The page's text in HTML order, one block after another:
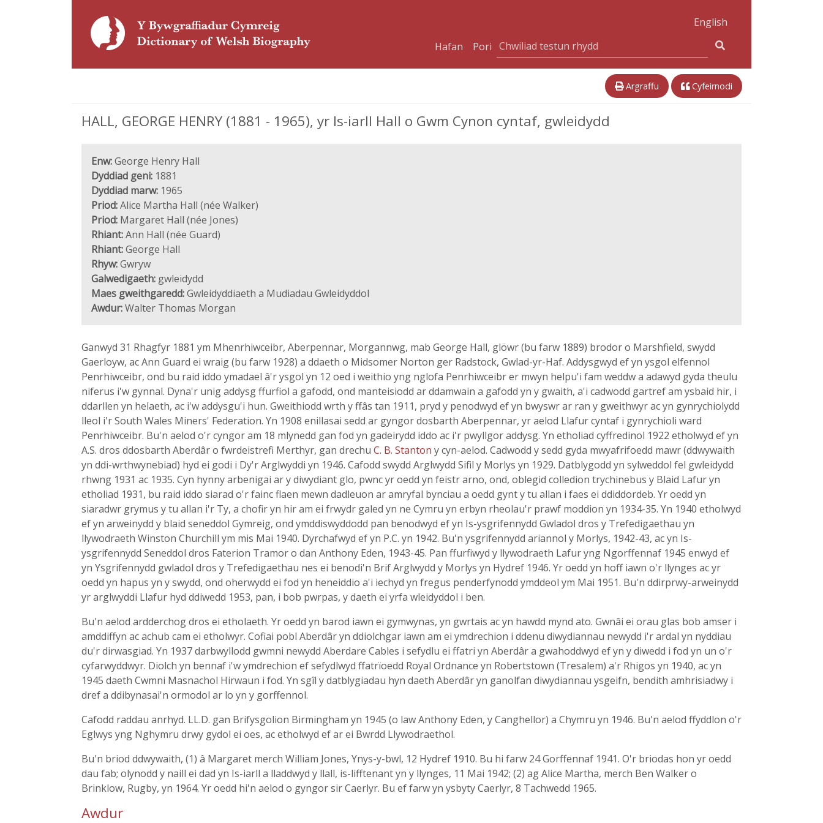
English
Hafan
Pori
Argraffu Cyfeirnodi
HALL, GEORGE HENRY (1881 - 1965), yr Is-iarll Hall o Gwm Cynon cyntaf, gwleidydd
Enw:George Henry Hall
Dyddiad geni: 1881
Dyddiad marw: 1965
Priod:Alice Martha Hall (née Walker)
Priod: Margaret Hall (née Jones)
Rhiant:Ann Hall (née Guard)
Rhiant:George Hall
Rhyw:Gwryw
Galwedigaeth: gwleidydd
Maes gweithgaredd:Gwleidyddiaeth a Mudiadau Gwleidyddol
Awdur:Walter Thomas Morgan
Ganwyd 31 Rhagfyr 1881 ym Mhenrhiwceibr, Aberpennar, Morgannwg, mab George Hall, glöwr (bu farw 1889) brodor o Marshfield, swydd
Gaerloyw, ac Ann Guard ei wraig (bu farw 1928) a ddaeth o Midsomer Norton ger Radstock, Gwlad-yr-Haf. Addysgwyd ef yn ysgol elfennol
Penrhiwceibr, ond bu raid iddo ymadael â'r ysgol yn 12 oed i weithio yng nglofa Penrhiwceibr er mwyn helpu'i fam weddw a adawyd gyda theulu
niferus i'w gynnal. Dyna'r unig addysg ffurfiol a gafodd, ond manteisiodd ar ddamwain a gafodd yn y gwaith, a'i cadwodd gartref am ysbaid hir, i
ddarllen yn helaeth, ac i'w addysgu'i hun. Gweithiodd wrth y ffâs tan 1911, pryd y penodwyd ef yn bwyswr ar ran y gweithwyr ac yn gynrychiolydd
lleol i'r South Wales Miners' Federation. Yn 1908 enillasai sedd ar gyngor dosbarth Aberpennar, yr aelod Llafur cyntaf i gynrychioli ward
Penrhiwceibr. Bu'n aelod o'r cyngor am 18 mlynedd gan fod yn gadeirydd iddo ac i'r pwyllgor addysg. Yn etholiad cyffredinol 1922 etholwyd ef yn
A.S. dros ddosbarth Aberdâr o fwrdeistrefi Merthyr, gan drechu C. B. Stanton y cyn-aelod. Cadwodd y sedd gyda mwyafrifoedd mawr (ddwywaith
yn ddi-wrthwynebiad) hyd ei godi i Dy'r Arglwyddi yn 1946. Cafodd swydd Arglwydd Sifil y Morlys yn 1929. Datblygodd yn sylweddol fel gwleidydd
rhwng 1931 ac 1935. Cyn hynny arbenigai ar y diwydiant glo, pwnc yr oedd yn feistr arno, ond, oblegid colledion trychinebus y Blaid Lafur yn
etholiad 1931, bu raid iddo siarad o'r fainc flaen mewn dadleuon ar amryfal bynciau a oedd gynt y tu allan i faes ei ddiddordeb. Yr oedd yn
siaradwr grymus y tu allan i'r Ty, a chofir yn hir am ei frwydr galed yn ne Cymru yn erbyn rheolau'r prawf moddion yn 1934-35. Yn 1940 etholwyd
ef yn arweinydd y blaid seneddol Gymreig, ond ymddiswyddodd pan benodwyd ef yn Is-ysgrifennydd Gwladol dros y Trefedigaethau yn
llywodraeth Winston Churchill ym mis Mai 1940. Dyrchafwyd ef yn P.C. yn 1942. Bu'n ysgrifennydd ariannol y Morlys, 1942-43, ac yn Is-
ysgrifennydd Seneddol dros Faterion Tramor o dan Anthony Eden, 1943-45. Pan ffurfiwyd y llywodraeth Lafur yng Ngorffennaf 1945 enwyd ef
yn Ysgrifennydd gwladol dros y Trefedigaethau nes ei benodi'n Brif Arglwydd y Morlys yn Hydref 1946. Yr oedd yn hoff iawn o'r llynges ac yr
oedd yn hapus yn y swydd, ond oherwydd ei fod yn heneiddio a'i iechyd yn fregus penderfynodd ymddeol ym Mai 1951. Bu'n ddirprwy-arweinydd
yr arglwyddi Llafur hyd ddiwedd 1953, pan, i bob pwrpas, y daeth ei yrfa wleidyddol i ben.
Bu'n aelod ardderchog dros ei etholaeth. Yr oedd yn barod iawn ei gymwynas, yn gwrtais ac yn hawdd mynd ato. Gwnâi ei orau glas bob amser i
amddiffyn ac achub cam ei etholwyr. Cofiai pobl Aberdâr yn ddiolchgar iawn am ei ymdrechion i ddenu diwydiannau newydd i'r ardal yn nyddiau
du'r dirwasgiad. Yn 1937 darbwyllodd gwmni newydd Aberdare Cables i sefydlu ei ffatri yn Aberdâr a gwahoddwyd ef yn y diwedd i fod yn un o'r
cyfarwyddwyr. Diolch yn bennaf i'w ymdrechion ef sefydlwyd ffatrïoedd Royal Ordnance yn Robertstown (Tresalem) a'r Rhigos yn 1940, ac yn
1945 daeth Cwmni Masnachol Hirwaun i fod. Yn sgîl y datblygiadau hyn daeth Aberdâr yn ganolfan diwydiannau ysgeifn, bendith amhrisiadwy i
dref a ddibynasai'n ormodol ar lo yn y gorffennol.
Cafodd raddau anrhyd. LL.D. gan Brifysgolion Birmingham yn 1945 (o law Anthony Eden, y Canghellor) a Chymru yn 1946. Bu'n aelod ffyddlon o'r
Eglwys yng Nghymru drwy gydol ei oes, ac etholwyd ef ar ei Bwrdd Llywodraethol.
Bu'n briod ddwywaith, (1) â Margaret merch William Jones, Ynys-y-bwl, 12 Hydref 1910. Bu hi farw 24 Gorffennaf 1941. O'r briodas hon yr oedd
dau fab; olynodd y naill ei dad yn Is-iarll a lladdwyd y llall, is-lifftenant yn y llynges, 11 Mai 1942; (2) ag Alice Martha, merch Ben Walker o
Brinklow, Rugby, yn 1964. Yr oedd hi'n aelod o gyngor sir Caerlyr. Bu ef farw yn ysbyty Caerlyr, 8 Tachwedd 1965.
Awdur